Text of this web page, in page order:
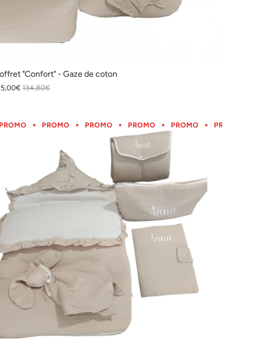
"Confort" - Gaze de coton
134,80€
PROMO PROMO PROMO PROMO PROMO
PROMO PROMO PROMO PROMO PROMO
PROMO PROMO PROMO PROMO PROMO PROMO